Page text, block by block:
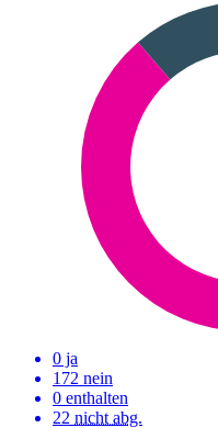
0 ja
172 nein
0 enthalten
22 nicht abg.